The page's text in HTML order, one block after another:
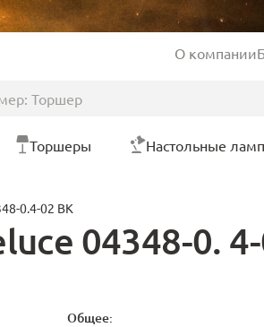
О компании
Торшеры Настольные
0.4-02 BK
04348-0.
Общее: